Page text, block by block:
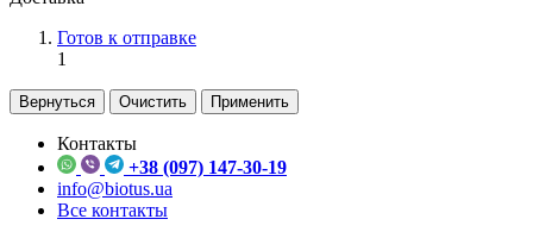
Готов к отправке
1
Вернуться Очистить Применить
Контакты
+38 (097) 147-30-19
info@biotus.ua
Все контакты